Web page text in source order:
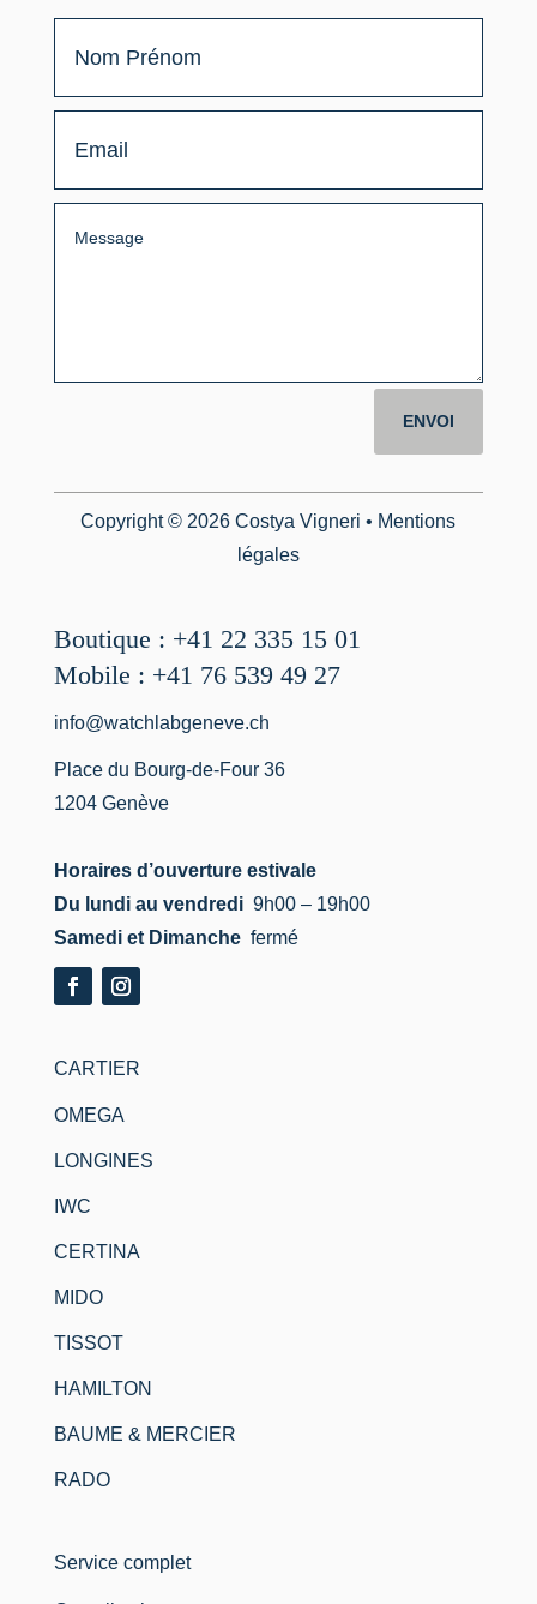
ENVOI
Copyright © 2026 Costya Vigneri • Mentions
légales
Boutique : +41 22 335 15 01
Mobile : +41 76 539 49 27
info@watchlabgeneve.ch
Place du Bourg-de-Four 36
1204 Genève
Horaires d’ouverture estivale
Du lundi au vendredi 9h00 – 19h00
Samedi et Dimanche fermé
CARTIER
OMEGA
LONGINES
IWC
CERTINA
MIDO
TISSOT
HAMILTON
BAUME & MERCIER
RADO
Service complet